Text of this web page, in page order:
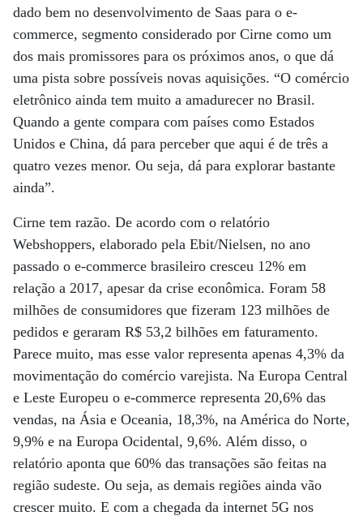
dado bem no desenvolvimento de Saas para o e-
commerce, segmento considerado por Cirne como um
dos mais promissores para os próximos anos, o que dá
uma pista sobre possíveis novas aquisições. “O comércio
eletrônico ainda tem muito a amadurecer no Brasil.
Quando a gente compara com países como Estados
Unidos e China, dá para perceber que aqui é de três a
quatro vezes menor. Ou seja, dá para explorar bastante
ainda”.
Cirne tem razão. De acordo com o relatório
Webshoppers, elaborado pela Ebit/Nielsen, no ano
passado o e-commerce brasileiro cresceu 12% em
relação a 2017, apesar da crise econômica. Foram 58
milhões de consumidores que fizeram 123 milhões de
pedidos e geraram R$ 53,2 bilhões em faturamento.
Parece muito, mas esse valor representa apenas 4,3% da
movimentação do comércio varejista. Na Europa Central
e Leste Europeu o e-commerce representa 20,6% das
vendas, na Ásia e Oceania, 18,3%, na América do Norte,
9,9% e na Europa Ocidental, 9,6%. Além disso, o
relatório aponta que 60% das transações são feitas na
região sudeste. Ou seja, as demais regiões ainda vão
crescer muito. E com a chegada da internet 5G nos